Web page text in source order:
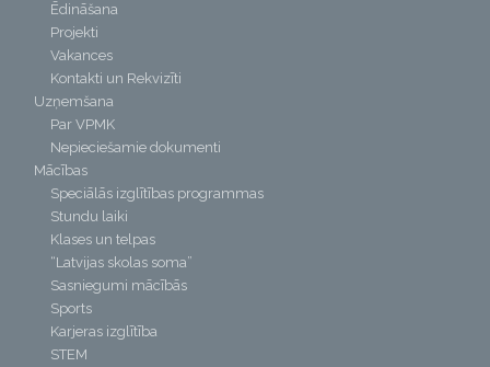
Ēdināšana
Projekti
Vakances
Kontakti un Rekvizīti
Uzņemšana
Par VPMK
Nepieciešamie dokumenti
Mācības
Speciālās izglītības programmas
Stundu laiki
Klases un telpas
“Latvijas skolas soma”
Sasniegumi mācībās
Sports
Karjeras izglītība
STEM